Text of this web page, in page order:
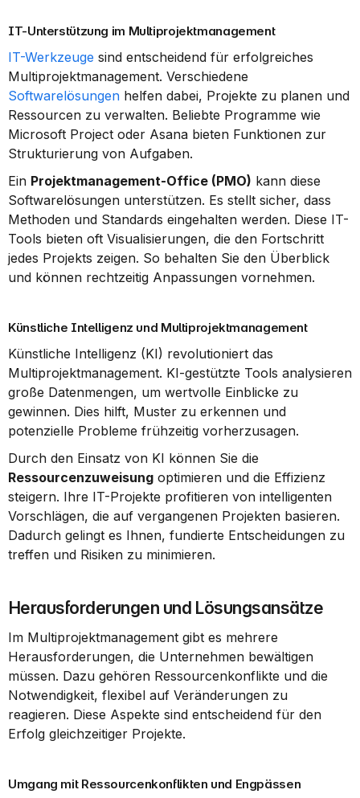
IT-Unterstützung im Multiprojektmanagement
IT-Werkzeuge sind entscheidend für erfolgreiches
Softwarelösungen helfen dabei, Projekte zu planen und
Ressourcen zu verwalten. Beliebte Programme wie
Microsoft Project oder Asana bieten Funktionen zur
Strukturierung von Aufgaben.
Ein Projektmanagement-Office (PMO) kann diese
Softwarelösungen unterstützen. Es stellt sicher, dass
Methoden und Standards eingehalten werden. Diese IT-
Tools bieten oft Visualisierungen, die den Fortschritt
jedes Projekts zeigen. So behalten Sie den Überblick
und können rechtzeitig Anpassungen vornehmen.
Künstliche Intelligenz und Multiprojektmanagement
Künstliche Intelligenz (KI) revolutioniert das
Multiprojektmanagement. KI-gestützte Tools analysieren
große Datenmengen, um wertvolle Einblicke zu
gewinnen. Dies hilft, Muster zu erkennen und
potenzielle Probleme frühzeitig vorherzusagen.
Ressourcenzuweisung optimieren und die Effizienz
steigern. Ihre IT-Projekte profitieren von intelligenten
Vorschlägen, die auf vergangenen Projekten basieren.
Dadurch gelingt es Ihnen, fundierte Entscheidungen zu
treffen und Risiken zu minimieren.
Herausforderungen und Lösungsansätze
Im Multiprojektmanagement gibt es mehrere
Herausforderungen, die Unternehmen bewältigen
müssen. Dazu gehören Ressourcenkonflikte und die
Notwendigkeit, flexibel auf Veränderungen zu
reagieren. Diese Aspekte sind entscheidend für den
Erfolg gleichzeitiger Projekte.
Umgang mit Ressourcenkonflikten und Engpässen